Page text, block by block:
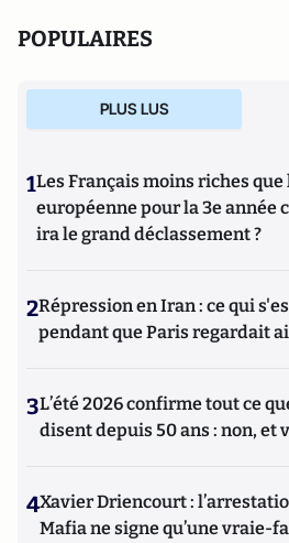
POPULAIRES
PLUS LUS
1Les Français moins riches
européenne pour la 3e année
ira le grand déclassement ?
2Répression en Iran : ce qui
pendant que Paris regardait
3L’été 2026 confirme tout ce
disent depuis 50 ans : non, et
4Xavier Driencourt :
Mafia ne signe qu’une vraie-